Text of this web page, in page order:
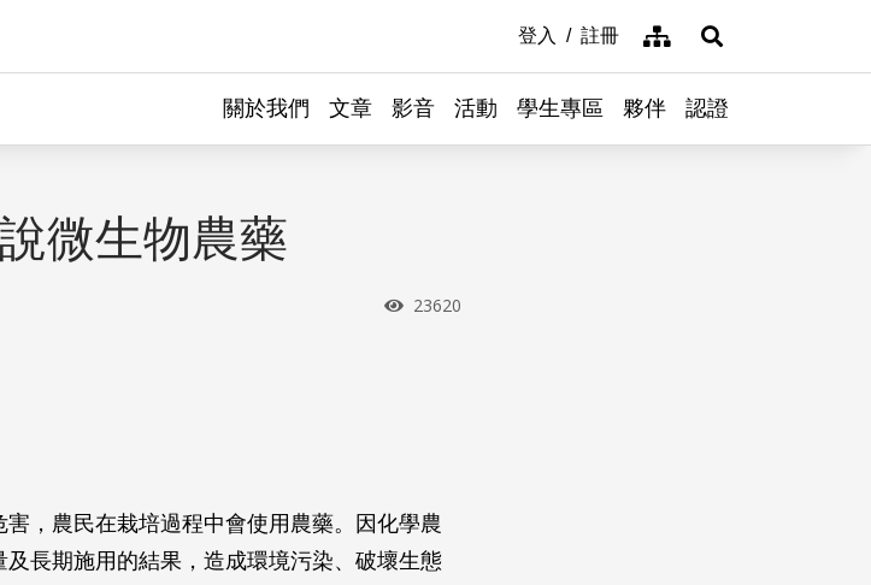
登入 註冊 網站導覽展開搜尋
關於我們 文章 影音 活動 學生專區 夥伴 認證
微生物農藥
瀏覽次數
23620
，農民在栽培過程中會使用農藥。因化學農
長期施用的結果，造成環境污染、破壞生態